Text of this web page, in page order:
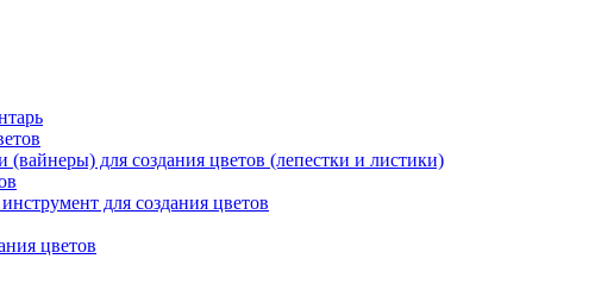
для создания цветов (лепестки и листики)
для создания цветов
цветов